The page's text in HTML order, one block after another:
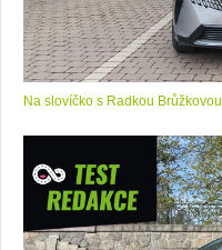
Na slovíčko s Radkou Brůžkovou